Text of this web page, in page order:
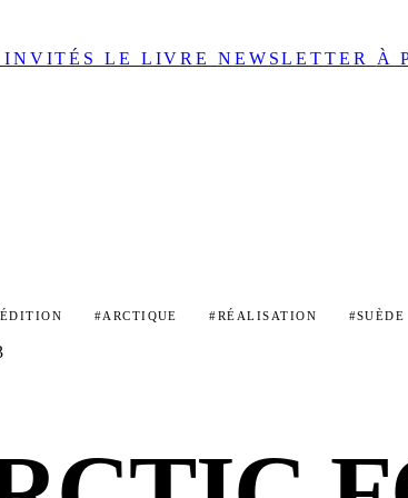
INVITÉSLE LIVRE NEWSLETTER À
#ARCTIQUE #RÉALISATION #SUÈDE